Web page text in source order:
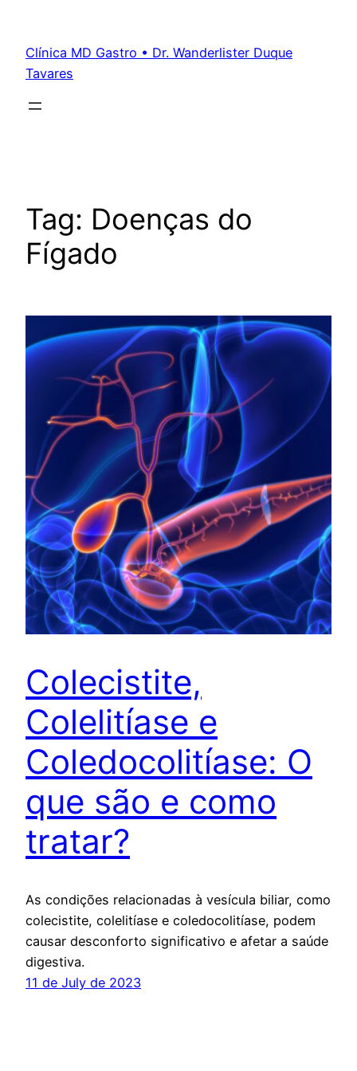
Clínica MD Gastro • Dr. Wanderlister Duque
Tavares
Tag: Doenças do
Fígado
Colecistite,
Colelitíase e
Coledocolitíase: O
que são e como
tratar?
As condições relacionadas à vesícula biliar, como
colecistite, colelitíase e coledocolitíase, podem
causar desconforto significativo e afetar a saúde
digestiva.
11 de July de 2023